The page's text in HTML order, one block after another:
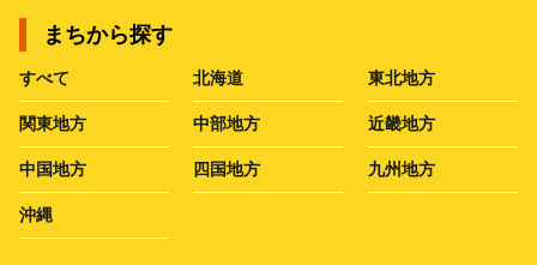
まちから探す
すべて 北海道 東北地方
関東地方 中部地方 近畿地方
中国地方 四国地方 九州地方
沖縄